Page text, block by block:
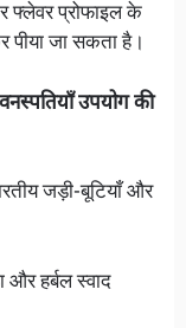
फ्लेवर प्रोफाइल के
जा सकता है।
उपयोग की
जड़ी-बूटियाँ और
और हर्बल स्वाद